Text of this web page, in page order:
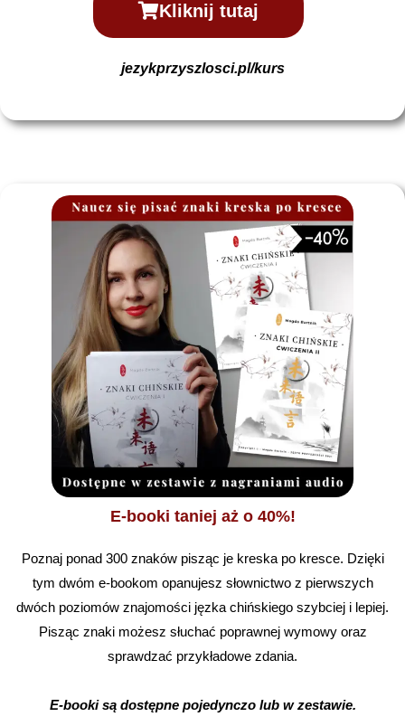
Kliknij tutaj
jezykprzyszlosci.pl/kurs
E-booki taniej aż o 40%!
Poznaj ponad 300 znaków pisząc je kreska po kresce. Dzięki
tym dwóm e-bookom opanujesz słownictwo z pierwszych
dwóch poziomów znajomości jęzka chińskiego szybciej i lepiej.
Pisząc znaki możesz słuchać poprawnej wymowy oraz
sprawdzać przykładowe zdania.
E-booki są dostępne pojedynczo lub w zestawie.